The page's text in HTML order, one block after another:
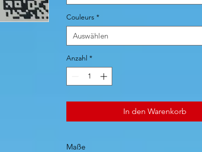
Couleurs *
Auswählen
Anzahl *
In den Warenkorb
Maße